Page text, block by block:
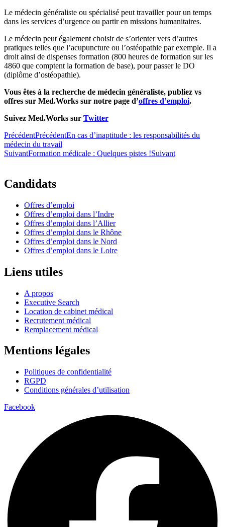
Le médecin généraliste ou spécialisé peut travailler pour un temps
dans les services d’urgence ou partir en missions humanitaires.
Le médecin peut également choisir de s’orienter vers d’autres
pratiques telles que l’acupuncture ou l’ostéopathie par exemple. Il a
droit ainsi de dispenses formation (800 heures de formation sur les
4860 que comptent la formation de base), pour passer le DO
(diplôme d’ostéopathie).
Vous êtes à la recherche de médecin généraliste, publiez vs
offres sur Med.Works sur notre page d’offres d’emploi.
Suivez Med.Works sur Twitter
PrécédentPrécédentEn cas d’inaptitude : les responsabilités du
médecin du travail
SuivantFormation médicale : Quelques pistes !Suivant
Candidats
Offres d’emploi
Offres d’emploi dans l’Indre
Offres d’emploi dans l’Allier
Offres d’emploi dans le Rhône
Offres d’emploi dans le Nord
Offres d’emploi dans le Loire
Liens utiles
A propos
Executive Search
Location de cabinet médical
Recrutement médical
Remplacement médical
Mentions légales
Politiques de confidentialité
RGPD
Conditions générales d’utilisation
Facebook